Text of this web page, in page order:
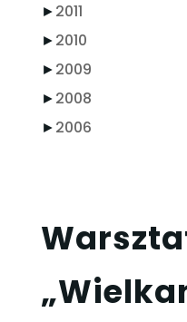
►2011
►2010
►2009
►2008
►2006